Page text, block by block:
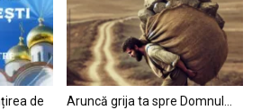
de
Aruncă grija ta spre Domnul…